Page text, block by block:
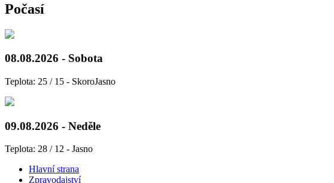
Počasí
08.08.2026 - Sobota
Teplota: 25 / 15 - SkoroJasno
09.08.2026 - Neděle
Teplota: 28 / 12 - Jasno
Hlavní strana
Zpravodajství